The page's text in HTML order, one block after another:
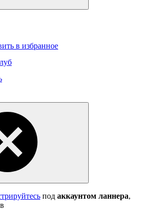
в избранное
под аккаунтом ланнера,